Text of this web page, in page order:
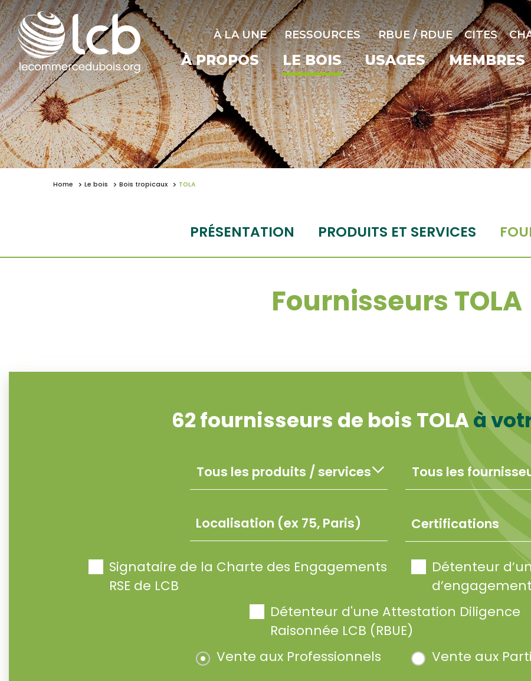
À LA UNE RESSOURCES RBUE / RDUE CITES
À PROPOS LE BOIS USAGES MEMBRES
Home Le bois Bois tropicaux TOLA
PRÉSENTATION PRODUITS ET SERVICES
Fournisseurs TOLA
62fournisseurs de bois TOLAà
Certifications
Signataire de la Charte des Engagements
RSE de LCB
Détenteur
Détenteur d'une Attestation Diligence
Raisonnée LCB (RBUE)
Vente aux Professionnels
Vente aux